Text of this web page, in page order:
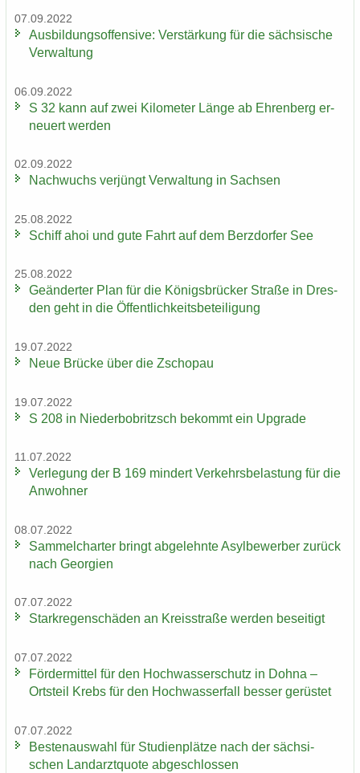
07.09.2022
Aus­bil­dungs­of­fen­si­ve: Ver­stär­kung für die säch­si­sche
Ver­wal­tung
06.09.2022
S 32 kann auf zwei Ki­lo­me­ter Länge ab Eh­ren­berg er­
neu­ert wer­den
02.09.2022
Nach­wuchs ver­jüngt Ver­wal­tung in Sach­sen
25.08.2022
Schiff ahoi und gute Fahrt auf dem Berz­dor­fer See
25.08.2022
Ge­än­der­ter Plan für die Kö­nigs­brü­cker Stra­ße in Dres­
den geht in die Öf­fent­lich­keits­be­tei­li­gung
19.07.2022
Neue Brü­cke über die Zscho­pau
19.07.2022
S 208 in Nie­der­bobritzsch be­kommt ein Up­grade
11.07.2022
Ver­le­gung der B 169 min­dert Ver­kehrs­be­las­tung für die
An­woh­ner
08.07.2022
Sam­mel­char­ter bringt ab­ge­lehn­te Asyl­be­wer­ber zu­rück
nach Ge­or­gi­en
07.07.2022
Stark­re­gen­schä­den an Kreis­stra­ße wer­den be­sei­tigt
07.07.2022
För­der­mit­tel für den Hoch­was­ser­schutz in Dohna –
Orts­teil Krebs für den Hoch­was­ser­fall bes­ser ge­rüs­tet
07.07.2022
Bes­ten­aus­wahl für Stu­di­en­plät­ze nach der säch­si­
schen Land­arzt­quo­te ab­ge­schlos­sen